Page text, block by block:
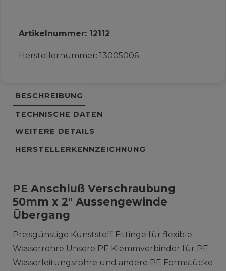
Artikelnummer: 12112
Herstellernummer: 13005006
BESCHREIBUNG
TECHNISCHE DATEN
WEITERE DETAILS
HERSTELLERKENNZEICHNUNG
PE Anschluß Verschraubung
50mm x 2" Aussengewinde
Übergang
Preisgünstige Kunststoff Fittinge für flexible
Wasserrohre Unsere PE Klemmverbinder für PE-
Wasserleitungsrohre und andere PE Formstücke